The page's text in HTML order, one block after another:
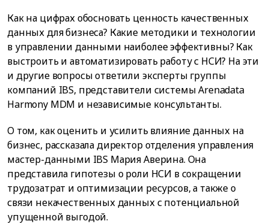
Как на цифрах обосновать ценность качественных
данных для бизнеса? Какие методики и технологии
в управлении данными наиболее эффективны? Как
выстроить и автоматизировать работу с НСИ? На эти
и другие вопросы ответили эксперты группы
компаний IBS, представители системы Arenadata
Harmony MDM и независимые консультанты.
О том, как оценить и усилить влияние данных на
бизнес, рассказала директор отделения управления
мастер-данными IBS Мария Аверина. Она
представила гипотезы о роли НСИ в сокращении
трудозатрат и оптимизации ресурсов, а также о
связи некачественных данных с потенциальной
упущенной выгодой.